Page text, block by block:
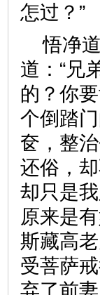
怎过
悟净
道：“兄
的？你
个倒踏
奁，整
还俗，
却只是
原来是
斯藏高
受菩萨
弃了前